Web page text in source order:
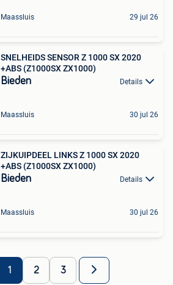
Maassluis 29 jul 26
SNELHEIDS SENSOR Z 1000 SX 2020
+ABS (Z1000SX ZX1000)
Bieden Details
Maassluis 30 jul 26
ZIJKUIPDEEL LINKS Z 1000 SX 2020
+ABS (Z1000SX ZX1000)
Bieden Details
Maassluis 30 jul 26
1 2 3